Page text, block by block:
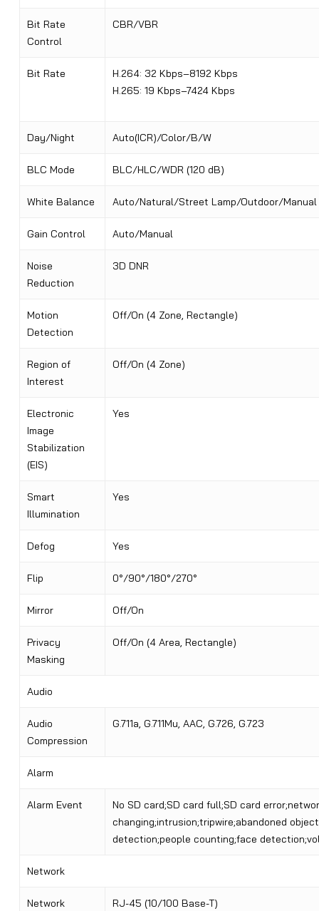
Bit Rate
Control
CBR/VBR
Bit Rate
H.264: 32 Kbps–8192 Kbps
H.265: 19 Kbps–7424 Kbps
Day/Night Auto(ICR)/Color/B/W
BLC Mode BLC/HLC/WDR (120 dB)
White Balance Auto/Natural/Street Lamp/Outdoor/Manual
Gain Control Auto/Manual
Noise
Reduction
3D DNR
Motion
Detection
Off/On (4 Zone, Rectangle)
Region of
Interest
Off/On (4 Zone)
Electronic
Image
Stabilization
(EIS)
Yes
Smart
Illumination
Yes
Defog Yes
Flip 0°/90°/180°/270°
Mirror Off/On
Privacy
Masking
Off/On (4 Area, Rectangle)
Audio
Audio
Compression
G.711a, G.711Mu, AAC, G.726, G.723
Alarm
Alarm Event
No SD card;SD card full;SD card
changing;intrusion;tripwire;abandoned
detection;people counting;face
Network
Network RJ-45 (10/100 Base-T)